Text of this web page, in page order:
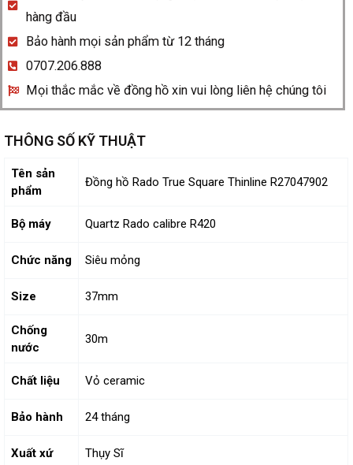
hàng đầu
Bảo hành mọi sản phẩm từ 12 tháng
0707.206.888
Mọi thắc mắc về đồng hồ xin vui lòng liên hệ chúng tôi
THÔNG SỐ KỸ THUẬT
Tên sản
phẩm
Đồng hồ Rado True Square Thinline R27047902
Bộ máy Quartz Rado calibre R420
Chức năng Siêu mỏng
Size 37mm
Chống
nước
30m
Chất liệu Vỏ ceramic
Bảo hành 24 tháng
Xuất xứ Thụy Sĩ